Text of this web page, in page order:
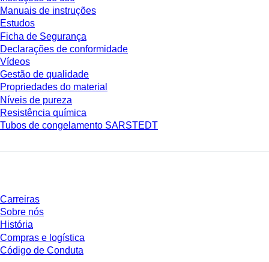
Manuais de instruções
Estudos
Ficha de Segurança
Declarações de conformidade
Vídeos
Gestão de qualidade
Propriedades do material
Níveis de pureza
Resistência química
Tubos de congelamento SARSTEDT
Carreiras
Sobre nós
História
Compras e logística
Código de Conduta